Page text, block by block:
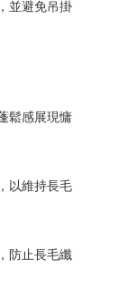
並避免吊掛
鬆感展現慵
以維持長毛
防止長毛纖